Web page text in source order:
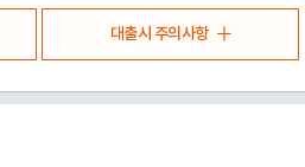
대출시 주의사항